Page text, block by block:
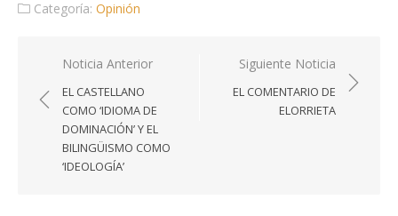
Categoría: Opinión
Navegación
de
entradas
Noticia Anterior
EL CASTELLANO
COMO ‘IDIOMA DE
DOMINACIÓN’ Y EL
BILINGÜISMO COMO
‘IDEOLOGÍA’
Siguiente Noticia
EL COMENTARIO DE
ELORRIETA